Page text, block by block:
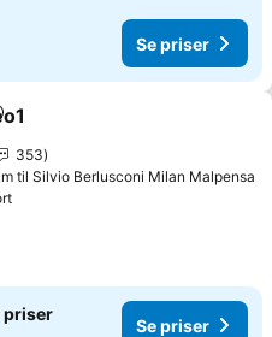
Se priser
til i favoritter
353
til Silvio Berlusconi Milan Malpensa
priser
Se priser